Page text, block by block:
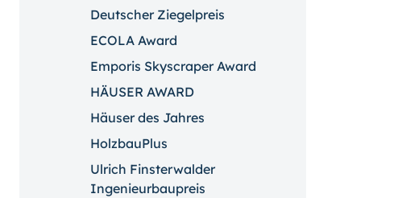
Deutscher Ziegelpreis
ECOLA Award
Emporis Skyscraper Award
HÄUSER AWARD
Häuser des Jahres
HolzbauPlus
Ulrich Finsterwalder
Ingenieurbaupreis